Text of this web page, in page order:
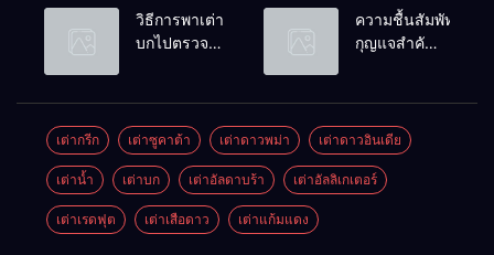
วางไข่ในคอก
เต่า
ดื่มได้ไหม?
วิธีการพาเต่า
บกไปตรวจ
ความชื้นสัมพัทธ์:
กุญแจสำคัญ
เต่ากรีก เต่าซูคาต้า เต่าดาวพม่า เต่าดาวอินเดีย
เต่าน้ำ เต่าบก เต่าอัลดาบร้า เต่าอัลลิเกเตอร์
เต่าเรดฟุต เต่าเสือดาว เต่าแก้มแดง